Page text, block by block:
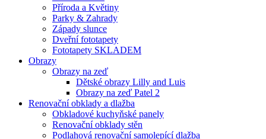
Příroda a Květiny
Parky & Zahrady
Západy slunce
Dveřní fototapety
Fototapety SKLADEM
Obrazy
Obrazy na zeď
Dětské obrazy Lilly and Luis
Obrazy na zeď Patel 2
Renovační obklady a dlažba
Obkladové kuchyňské panely
Renovační obklady stěn
Podlahová renovační samolepící dlažba